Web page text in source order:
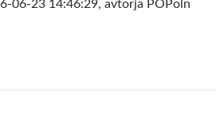
06-23 14:46:29, avtorja POPoln